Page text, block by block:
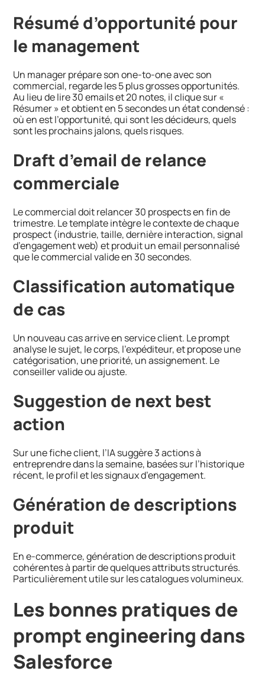
Résumé d’opportunité pour
le management
Un manager prépare son one-to-one avec son
commercial, regarde les 5 plus grosses opportunités.
Au lieu de lire 30 emails et 20 notes, il clique sur «
Résumer » et obtient en 5 secondes un état condensé :
où en est l’opportunité, qui sont les décideurs, quels
sont les prochains jalons, quels risques.
Draft d’email de relance
commerciale
Le commercial doit relancer 30 prospects en fin de
trimestre. Le template intègre le contexte de chaque
prospect (industrie, taille, dernière interaction, signal
d’engagement web) et produit un email personnalisé
que le commercial valide en 30 secondes.
Classification automatique
de cas
Un nouveau cas arrive en service client. Le prompt
analyse le sujet, le corps, l’expéditeur, et propose une
catégorisation, une priorité, un assignement. Le
conseiller valide ou ajuste.
Suggestion de next best
action
Sur une fiche client, l’IA suggère 3 actions à
entreprendre dans la semaine, basées sur l’historique
récent, le profil et les signaux d’engagement.
Génération de descriptions
produit
En e-commerce, génération de descriptions produit
cohérentes à partir de quelques attributs structurés.
Particulièrement utile sur les catalogues volumineux.
Les bonnes pratiques de
prompt engineering dans
Salesforce